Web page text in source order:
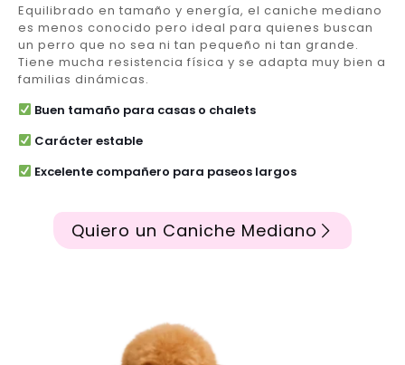
Equilibrado en tamaño y energía, el caniche mediano
es menos conocido pero ideal para quienes buscan
un perro que no sea ni tan pequeño ni tan grande.
Tiene mucha resistencia física y se adapta muy bien a
familias dinámicas.
Buen tamaño para casas o chalets
Carácter estable
Excelente compañero para paseos largos
Quiero un Caniche Mediano